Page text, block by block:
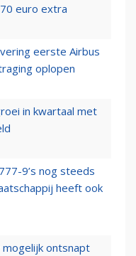
euro extra
eerste Airbus
oplopen
in kwartaal met
9’s nog steeds
heeft ook
ontsnapt